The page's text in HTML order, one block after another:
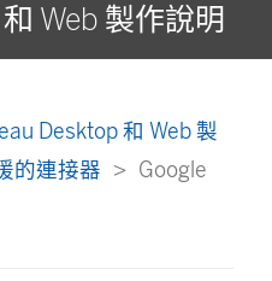
Web 製作說明
Desktop 和 Web 製
的連接器
Google